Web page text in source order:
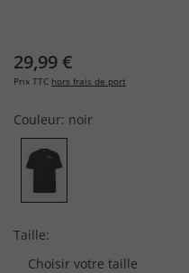
29,99 €
Prix TTC hors frais de port
Couleur: noir
Taille:
Choisir votre taille